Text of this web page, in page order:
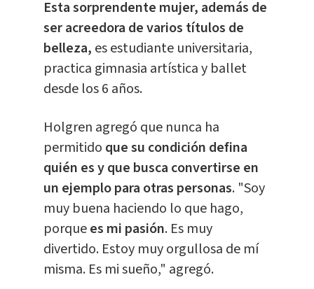
Esta sorprendente mujer, además de
ser acreedora de varios títulos de
belleza, es estudiante universitaria,
practica gimnasia artística y ballet
desde los 6 años.
Holgren agregó que nunca ha
permitido que su condición defina
quién es y que busca convertirse en
un ejemplo para otras personas. "Soy
muy buena haciendo lo que hago,
porquees mi pasión. Es muy
divertido. Estoy muy orgullosa de mí
misma. Es mi sueño," agregó.